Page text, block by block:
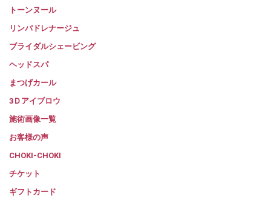
トーンヌール
リンパドレナージュ
ブライダルシェービング
ヘッドスパ
まつげカール
3Ｄアイブロウ
施術画像一覧
お客様の声
CHOKI-CHOKI
チケット
ギフトカード